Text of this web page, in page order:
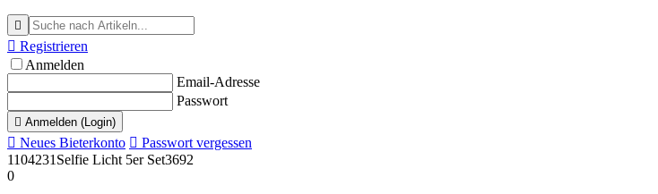

 Registrieren
Anmelden
Email-Adresse
Passwort
 Anmelden (Login)
 Neues Bieterkonto  Passwort vergessen
1104231 Selfie Licht 5er Set3692
0